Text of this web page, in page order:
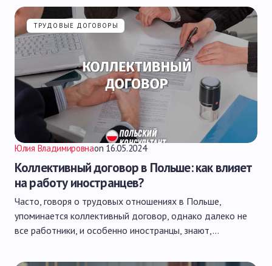
ТРУДОВЫЕ ДОГОВОРЫ
Юлия Владимировнаon 16.05.2024
Коллективный договор в Польше: как влияет
на работу иностранцев?
Часто, говоря о трудовых отношениях в Польше,
упоминается коллективный договор, однако далеко не
все работники, и особенно иностранцы, знают,…